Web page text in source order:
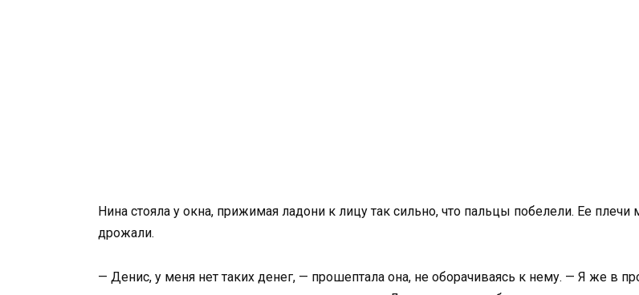
Нина стояла у окна, прижимая ладони к лицу так сильно, что пальцы побелели. Ее плечи
дрожали.
— Денис, у меня нет таких денег, — прошептала она, не оборачиваясь к нему. — Я же в